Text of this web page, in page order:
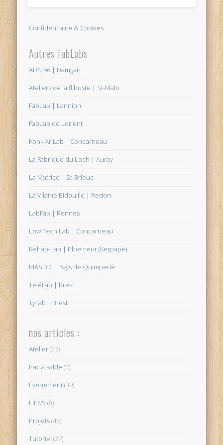
Confidentialité & Cookies
Autres fabLabs
ADN 56 | Damgan
Ateliers de la flibuste | St-Malo
FabLab | Lannion
FabLab de Lorient
Konk Ar Lab | Concarneau
La Fabrique du Loch | Auray
La Matrice | St-Brieuc
La Vilaine Bidouille | Redon
LabFab | Rennes
Low Tech Lab | Concarneau
Rehab-Lab | Ploemeur (Kerpape)
RIAS 3D | Pays de Quimperlé
TéléFab | Brest
TyFab | Brest
nos articles :
Atelier(27)
Bac à sable (4)
Évènement(39)
LIENS (8)
Projets(43)
Tutoriel (27)